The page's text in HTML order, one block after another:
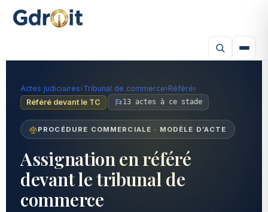
Actes judiciaires›Tribunal de commerce›Référé›
Référé devant le TC
13 actes à ce stade
PROCÉDURE COMMERCIALE · MODÈLE D’ACTE
Assignation en référé
devant le tribunal de
commerce